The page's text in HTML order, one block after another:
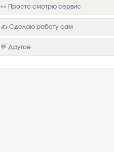
👀 Просто смотрю сервис
✍️ Сделаю работу сам
💬 Другое